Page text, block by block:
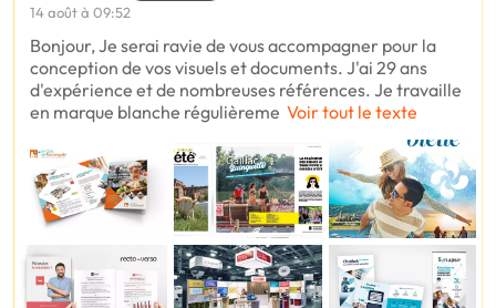
14 août à 09:52
Bonjour, Je serai ravie de vous accompagner pour la
conception de vos visuels et documents. J'ai 29 ans
d'expérience et de nombreuses références. Je travaille
en marque blanche régulièreme Voir tout le texte